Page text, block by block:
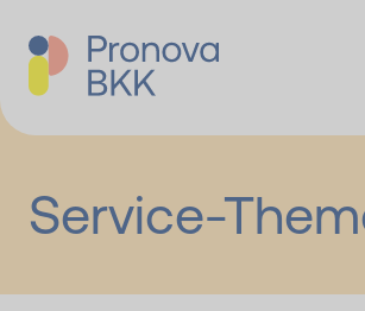
Service-